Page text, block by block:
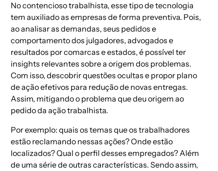
No contencioso trabalhista, esse tipo de tecnologia
tem auxiliado as empresas de forma preventiva. Pois,
ao analisar as demandas, seus pedidos e
comportamento dos julgadores, advogados e
resultados por comarcas e estados, é possível ter
insights relevantes sobre a origem dos problemas.
Com isso, descobrir questões ocultas e propor plano
de ação efetivos para redução de novas entregas.
Assim, mitigando o problema que deu origem ao
pedido da ação trabalhista.
Por exemplo: quais os temas que os trabalhadores
estão reclamando nessas ações? Onde estão
localizados? Qual o perfil desses empregados? Além
de uma série de outras características. Sendo assim,